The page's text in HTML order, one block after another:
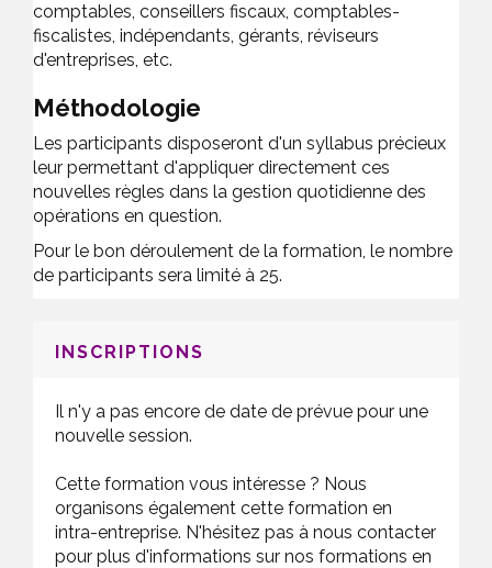
comptables, conseillers fiscaux, comptables-
fiscalistes, indépendants, gérants, réviseurs
d'entreprises, etc.
Méthodologie
Les participants disposeront d'un syllabus précieux
leur permettant d'appliquer directement ces
nouvelles règles dans la gestion quotidienne des
opérations en question.
Pour le bon déroulement de la formation, le nombre
de participants sera limité à 25.
INSCRIPTIONS
Il n'y a pas encore de date de prévue pour une
nouvelle session.
Cette formation vous intéresse ? Nous
organisons également cette formation en
intra-entreprise. N'hésitez pas à nous contacter
pour plus d'informations sur nos formations en